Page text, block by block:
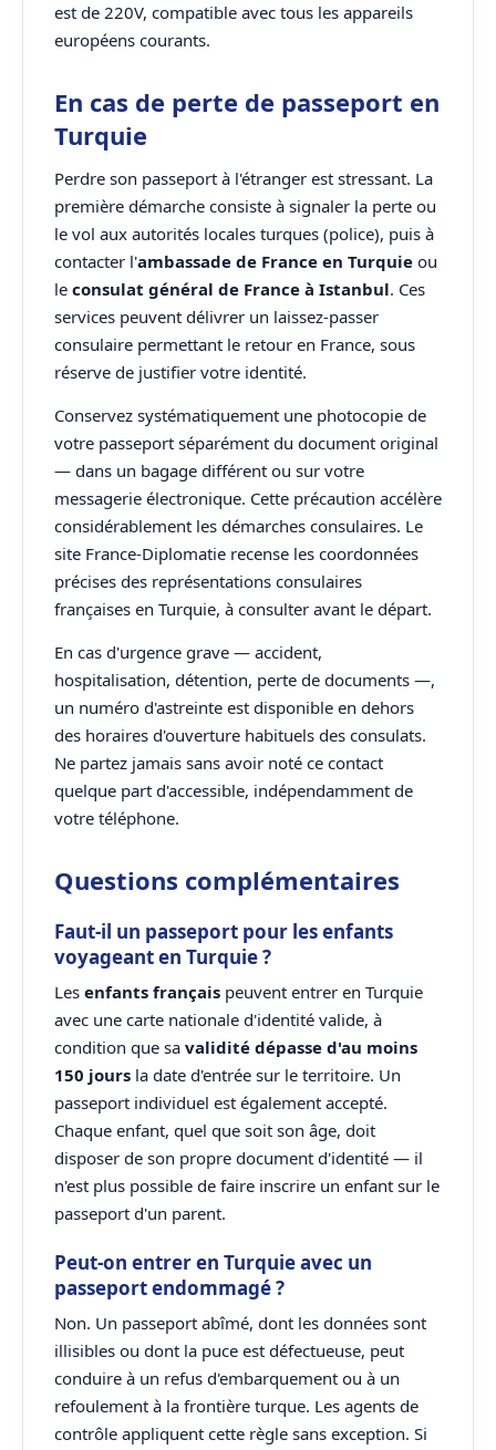
est de 220V, compatible avec tous les appareils
européens courants.
En cas de perte de passeport en
Turquie
Perdre son passeport à l'étranger est stressant. La
première démarche consiste à signaler la perte ou
le vol aux autorités locales turques (police), puis à
contacter l'ambassade de France en Turquie ou
le consulat général de France à Istanbul. Ces
services peuvent délivrer un laissez-passer
consulaire permettant le retour en France, sous
réserve de justifier votre identité.
Conservez systématiquement une photocopie de
votre passeport séparément du document original
— dans un bagage différent ou sur votre
messagerie électronique. Cette précaution accélère
considérablement les démarches consulaires. Le
site France-Diplomatie recense les coordonnées
précises des représentations consulaires
françaises en Turquie, à consulter avant le départ.
En cas d'urgence grave — accident,
hospitalisation, détention, perte de documents —,
un numéro d'astreinte est disponible en dehors
des horaires d'ouverture habituels des consulats.
Ne partez jamais sans avoir noté ce contact
quelque part d'accessible, indépendamment de
votre téléphone.
Questions complémentaires
Faut-il un passeport pour les enfants
voyageant en Turquie ?
Les enfants français peuvent entrer en Turquie
avec une carte nationale d'identité valide, à
condition que sa validité dépasse d'au moins
150 jours la date d'entrée sur le territoire. Un
passeport individuel est également accepté.
Chaque enfant, quel que soit son âge, doit
disposer de son propre document d'identité — il
n'est plus possible de faire inscrire un enfant sur le
passeport d'un parent.
Peut-on entrer en Turquie avec un
passeport endommagé ?
Non. Un passeport abîmé, dont les données sont
illisibles ou dont la puce est défectueuse, peut
conduire à un refus d'embarquement ou à un
refoulement à la frontière turque. Les agents de
contrôle appliquent cette règle sans exception. Si